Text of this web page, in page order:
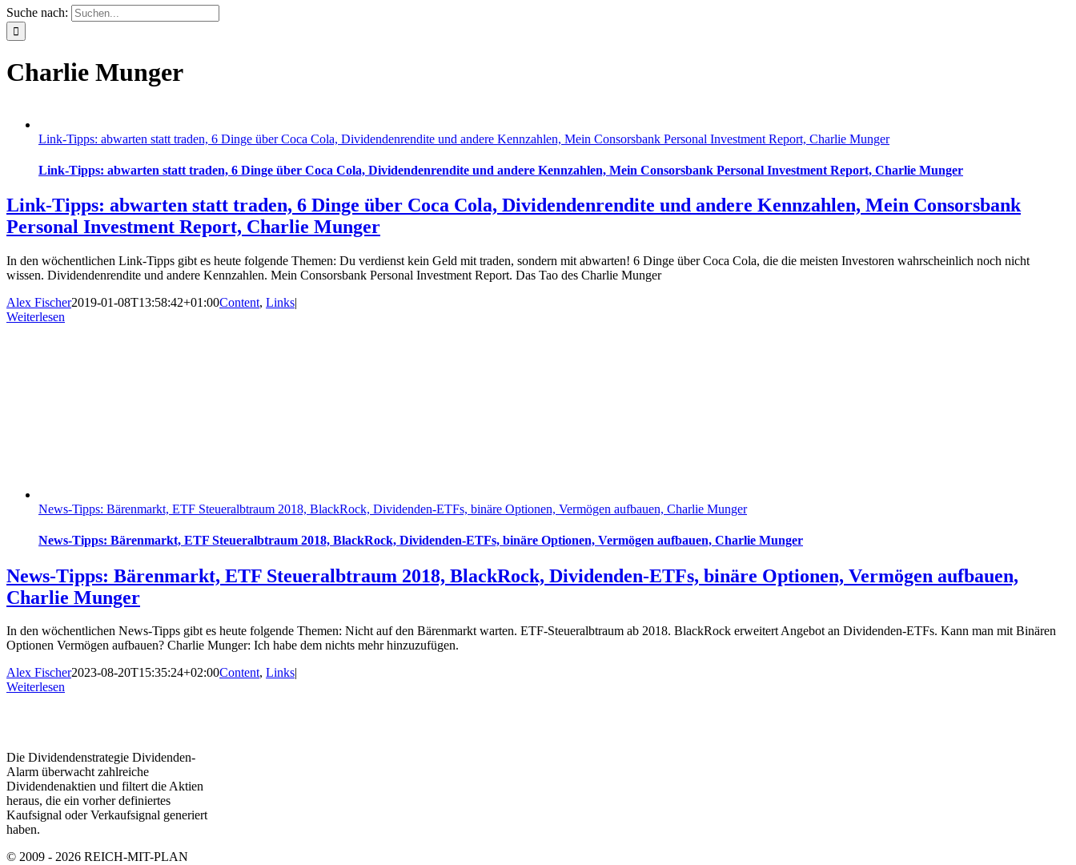
Suche nach:
Charlie Munger
Link-Tipps: abwarten statt traden, 6 Dinge über Coca Cola, Dividendenrendite und andere Kennzahlen, Mein Consorsbank Personal Investment Report, Charlie Munger
Link-Tipps: abwarten statt traden, 6 Dinge über Coca Cola, Dividendenrendite und andere Kennzahlen, Mein Consorsbank Personal Investment Report, Charlie Munger
Link-Tipps: abwarten statt traden, 6 Dinge über Coca Cola, Dividendenrendite und andere Kennzahlen, Mein Consorsbank
Personal Investment Report, Charlie Munger
In den wöchentlichen Link-Tipps gibt es heute folgende Themen: Du verdienst kein Geld mit traden, sondern mit abwarten! 6 Dinge über Coca Cola, die die meisten Investoren wahrscheinlich noch nicht
wissen. Dividendenrendite und andere Kennzahlen. Mein Consorsbank Personal Investment Report. Das Tao des Charlie Munger
Alex Fischer2019-01-08T13:58:42+01:00Content, Links|
Weiterlesen
News-Tipps: Bärenmarkt, ETF Steueralbtraum 2018, BlackRock, Dividenden-ETFs, binäre Optionen, Vermögen aufbauen, Charlie Munger
News-Tipps: Bärenmarkt, ETF Steueralbtraum 2018, BlackRock, Dividenden-ETFs, binäre Optionen, Vermögen aufbauen, Charlie Munger
News-Tipps: Bärenmarkt, ETF Steueralbtraum 2018, BlackRock, Dividenden-ETFs, binäre Optionen, Vermögen aufbauen,
Charlie Munger
In den wöchentlichen News-Tipps gibt es heute folgende Themen: Nicht auf den Bärenmarkt warten. ETF-Steueralbtraum ab 2018. BlackRock erweitert Angebot an Dividenden-ETFs. Kann man mit Binären
Optionen Vermögen aufbauen? Charlie Munger: Ich habe dem nichts mehr hinzuzufügen.
Alex Fischer2023-08-20T15:35:24+02:00Content, Links
Weiterlesen
Die Dividendenstrategie Dividenden-
Alarm überwacht zahlreiche
Dividendenaktien und filtert die Aktien
heraus, die ein vorher definiertes
Kaufsignal oder Verkaufsignal generiert
haben.
© 2009 - 2026 REICH-MIT-PLAN